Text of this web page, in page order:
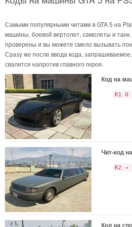
Самыми популярными читами в GTA 5 на
машины, боевой вертолет, самолеты и
проверены и вы можете смело вызывать
Сразу же после ввода кода,
свалится напротив главного героя.
Код на
R1
Чит-код
R2 →
Код на